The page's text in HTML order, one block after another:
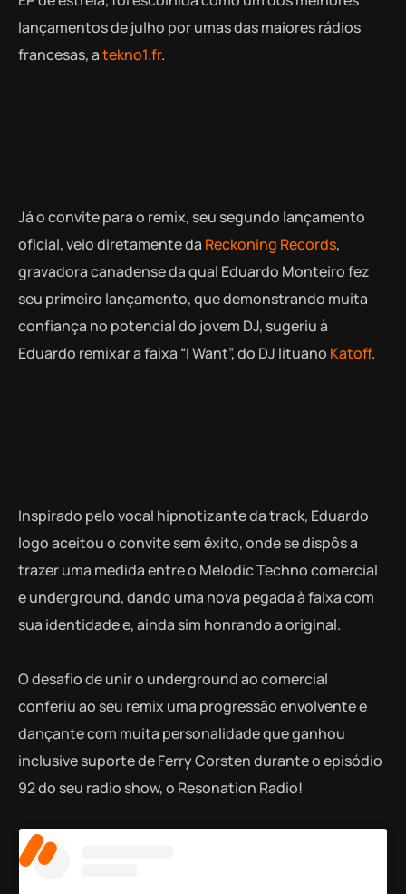
lançamentos de julho por umas das maiores rádios
francesas, atekno1.fr.
Já o convite para o remix, seu segundo lançamento
oficial, veio diretamente da Reckoning Records,
gravadora canadense da qual Eduardo Monteiro fez
seu primeiro lançamento, que demonstrando muita
confiança no potencial do jovem DJ, sugeriu à
Eduardo remixar a faixa “I Want”, do DJ lituano Katoff.
Inspirado pelo vocal hipnotizante da track, Eduardo
logo aceitou o convite sem êxito, onde se dispôs a
trazer uma medida entre o Melodic Techno comercial
e underground, dando uma nova pegada à faixa com
sua identidade e, ainda sim honrando a original.
O desafio de unir o underground ao comercial
conferiu ao seu remix uma progressão envolvente e
dançante com muita personalidade que ganhou
inclusive suporte de Ferry Corsten durante o episódio
92 do seu radio show, o Resonation Radio!